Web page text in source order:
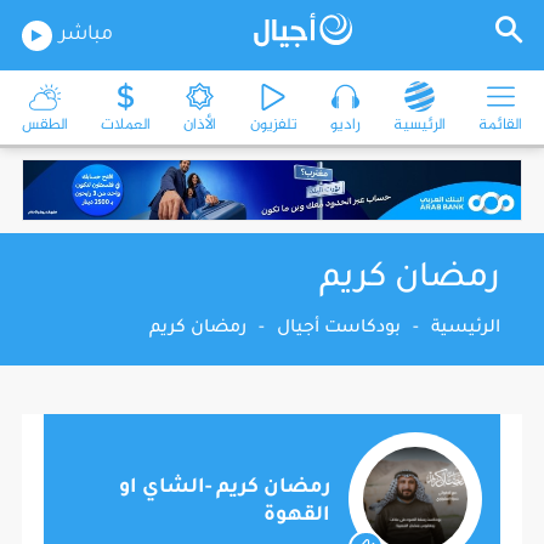
مباشر
القائمة الرئيسية راديو تلفزيون الأذان العملات الطقس
رمضان كريم
الرئيسية - بودكاست أجيال - رمضان كريم
رمضان كريم -الشاي او
القهوة